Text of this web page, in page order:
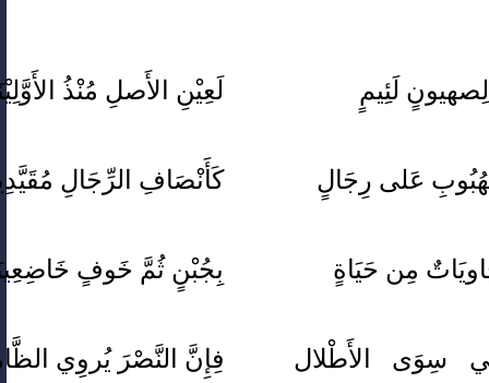
لَئِيمٍ لَعِيْنِ الأَصلِ مُنْذُ
عَلى رِجَالٍ كَأَنْصَافِ الرِّجَالِ
مِن حَيَاةٍ بِجُبْنٍ ثُمَّ خَوفٍ
سِوَى الأَطْلال فِإِنَّ النَّصْرَ يُروِي